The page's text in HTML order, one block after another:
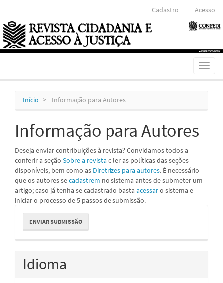
Conteúdo
principal
Barra
Lateral
Cadastro Acesso
Toggle
Início Informação para Autores
Informação para Autores
Deseja enviar contribuições à revista? Convidamos todos a
conferir a seção Sobre a revista e ler as políticas das seções
disponíveis, bem como as Diretrizes para autores. É necessário
que os autores secadastrem no sistema antes de submeter um
artigo; caso já tenha se cadastrado basta acessaro sistema e
iniciar o processo de 5 passos de submissão.
Enviar
Submissão
ENVIAR SUBMISSÃO
Idioma